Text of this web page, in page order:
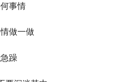
事情
做一做
躁